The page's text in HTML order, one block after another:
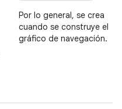
Por lo general, se crea
cuando se construye el
gráfico de navegación.